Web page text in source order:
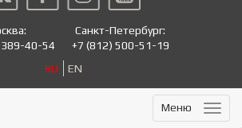
40-54
Санкт-Петербург:
+7 (812) 500-51-19
RU
EN
Меню